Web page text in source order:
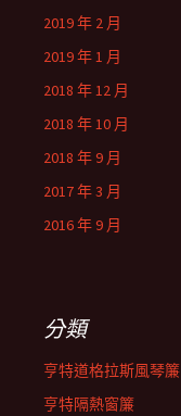
2019 年 2 月
2019 年 1 月
2018 年 12 月
2018 年 10 月
2018 年 9 月
2017 年 3 月
2016 年 9 月
分類
亨特道格拉斯風琴簾
亨特隔熱窗簾